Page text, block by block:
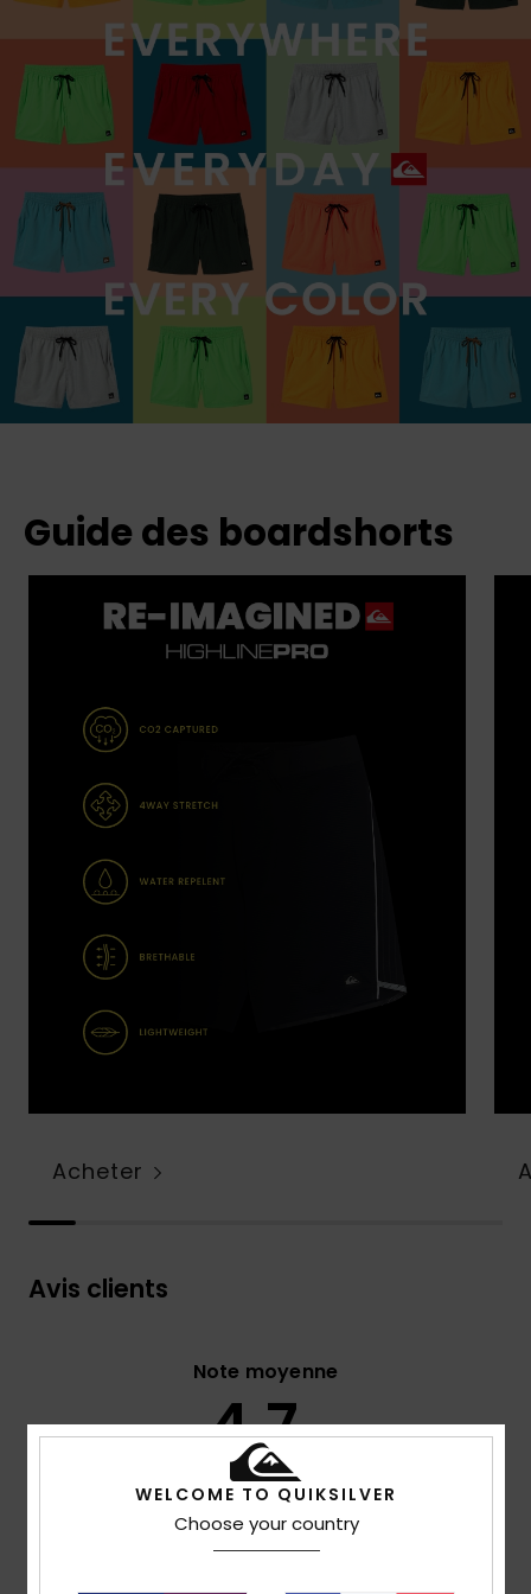
Guide des boardshorts
Acheter
Avis clients
Note moyenne
4.7/5
67 avis vérifiés
76% de nos clients recommandent ce produit
WELCOME TO QUIKSILVER
Choose your country